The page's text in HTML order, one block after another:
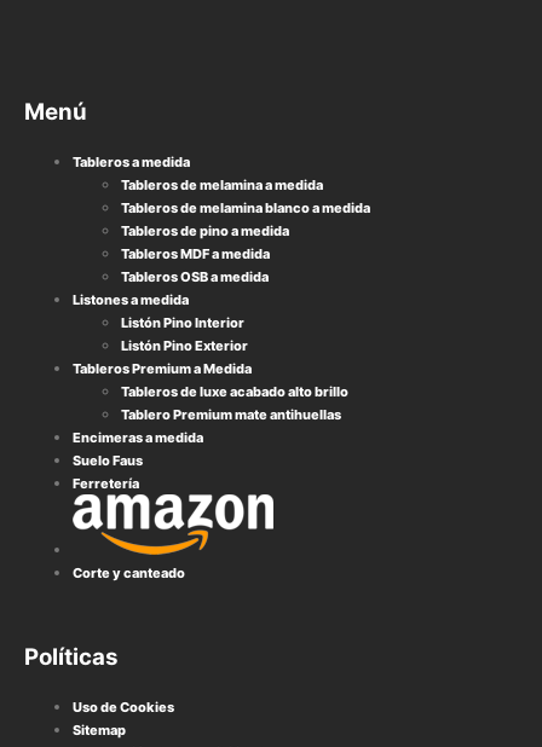
Menú
Tableros a medida
Tableros de melamina a medida
Tableros de melamina blanco a medida
Tableros de pino a medida
Tableros MDF a medida
Tableros OSB a medida
Listones a medida
Listón Pino Interior
Listón Pino Exterior
Tableros Premium a Medida
Tableros de luxe acabado alto brillo
Tablero Premium mate antihuellas
Encimeras a medida
Suelo Faus
Ferretería
Corte y canteado
Políticas
Uso de Cookies
Sitemap